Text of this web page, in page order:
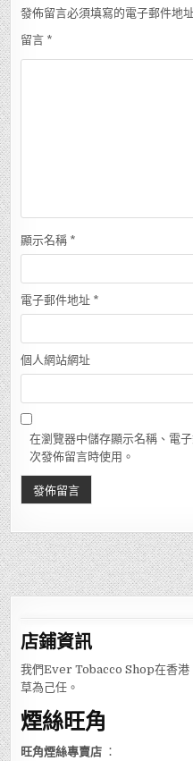
發佈留言必須填寫的電子郵件地
留言 *
顯示名稱 *
電子郵件地址 *
個人網站網址
在瀏覽器中儲存顯示名稱、電
次發佈留言時使用。
店鋪資訊
我們Ever Tobacco Shop在香港
草為己任。
煙絲旺角
旺角煙絲專賣店 ：